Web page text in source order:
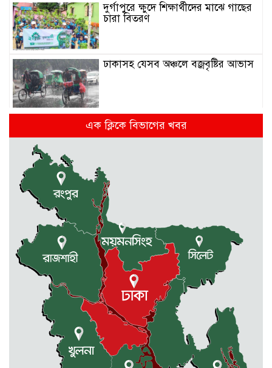
দুর্গাপুরে ক্ষুদে শিক্ষার্থীদের মাঝে গাছের
চারা বিতরণ
ঢাকাসহ যেসব অঞ্চলে বজ্রবৃষ্টির আভাস
কলমাকান্দা-নেত্রকোনা আঞ্চলিক সড়কে
৫ শতাধিক গাছের চারা রোপণ
মেলান্দহে ব্র্যাকের স্বাস্থ্য ক্যাম্প পরিদর্শনে
ইউএনও
জুলাই গণঅভ্যুত্থান দিবস উপলক্ষে
কলমাকান্দায় আলোচনা সভা ও সংবর্ধনা
অনুষ্ঠিত
ধর্মীয় উপাসনালয়ে কর্মরতরা পাবেন
সম্মানি ভাতা
বকেয়া মজুরির দাবিতে শ্রমিকদের
বিক্ষোভ ও মানবন্ধন
এক ক্লিকে বিভাগের খবর